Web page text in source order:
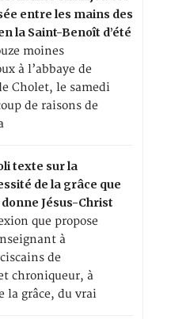
entre les mains des
la Saint-Benoît d’été
moines
à l’abbaye de
Cholet, le samedi
de raisons de
texte sur la
de la grâce que
donne Jésus-Christ
que propose
à
de
chroniqueur, à
la grâce, du vrai